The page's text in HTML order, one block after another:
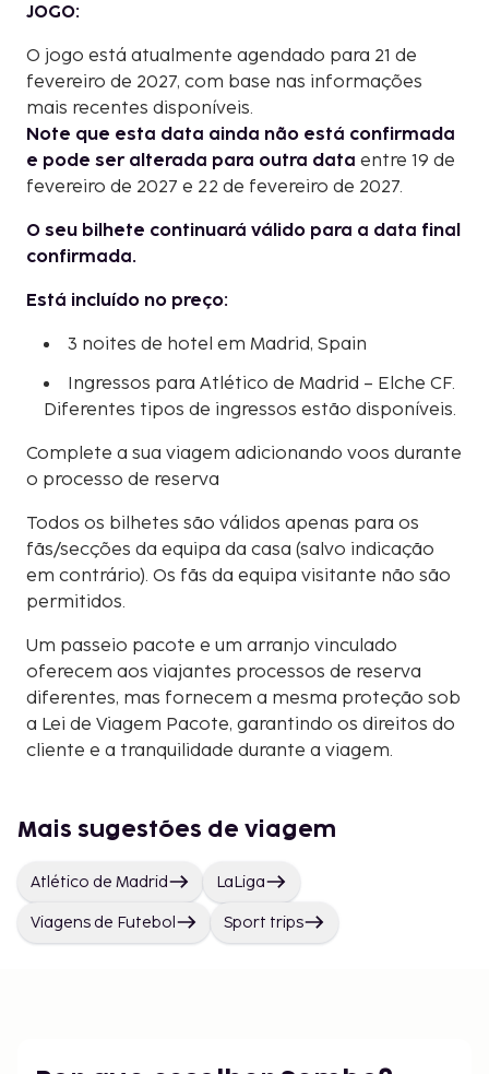
JOGO:
O jogo está atualmente agendado para 21 de
fevereiro de 2027, com base nas informações
mais recentes disponíveis.
Note que esta data ainda não está confirmada
e pode ser alterada para outra data entre 19 de
fevereiro de 2027 e 22 de fevereiro de 2027.
O seu bilhete continuará válido para a data final
confirmada.
Está incluído no preço:
3 noites de hotel em Madrid, Spain
Ingressos para Atlético de Madrid – Elche CF.
Diferentes tipos de ingressos estão disponíveis.
Complete a sua viagem adicionando voos durante
o processo de reserva
Todos os bilhetes são válidos apenas para os
fãs/secções da equipa da casa (salvo indicação
em contrário). Os fãs da equipa visitante não são
permitidos.
Um passeio pacote e um arranjo vinculado
oferecem aos viajantes processos de reserva
diferentes, mas fornecem a mesma proteção sob
a Lei de Viagem Pacote, garantindo os direitos do
cliente e a tranquilidade durante a viagem.
Mais sugestões de viagem
Atlético de Madrid LaLiga
Viagens de Futebol Sport trips